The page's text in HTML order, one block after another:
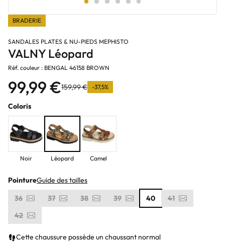
BRADERIE
SANDALES PLATES & NU-PIEDS MEPHISTO
VALNY Léopard
Réf. couleur : BENGAL 46158 BROWN
99,99 €159,99 € -37,5%
Coloris
Noir Léopard Camel
PointureGuide des tailles
36
37 38 39 40
41
42
Cette chaussure possède un chaussant normal